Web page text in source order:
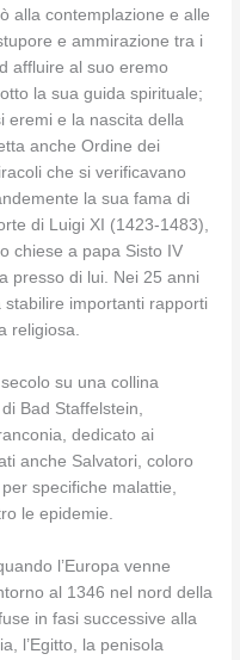
alla contemplazione e alle
e ammirazione tra i
affluire al suo eremo
la sua guida spirituale;
eremi e la nascita della
anche Ordine dei
che si verificavano
la sua fama di
di Luigi XI (1423-1483),
chiese a papa Sisto IV
presso di lui. Nei 25 anni
importanti rapporti
religiosa.
su una collina
Bad Staffelstein,
dedicato ai
anche Salvatori, coloro
specifiche malattie,
le epidemie.
l’Europa venne
al 1346 nel nord della
in fasi successive alla
l’Egitto, la penisola